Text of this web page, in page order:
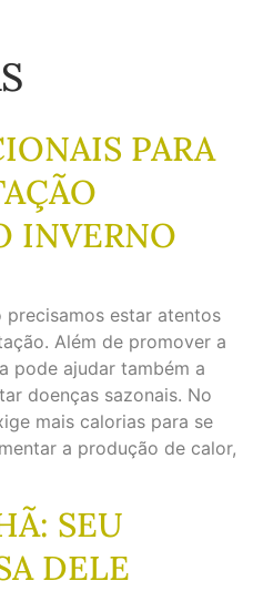
PARA
INVERNO
precisamos estar atentos
Além de promover a
pode ajudar também a
doenças sazonais. No
mais calorias para se
a produção de calor,
SEU
DELE